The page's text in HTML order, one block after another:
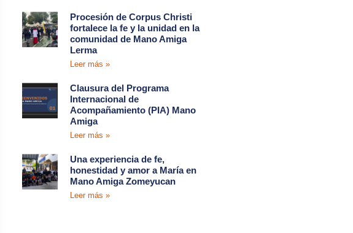
Procesión de Corpus Christi
fortalece la fe y la unidad en la
comunidad de Mano Amiga
Lerma
Leer más »
Clausura del Programa
Internacional de
Acompañamiento (PIA) Mano
Amiga
Leer más »
Una experiencia de fe,
honestidad y amor a María en
Mano Amiga Zomeyucan
Leer más »